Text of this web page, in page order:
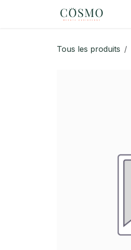
Se rendre au contenu
Tous les produits